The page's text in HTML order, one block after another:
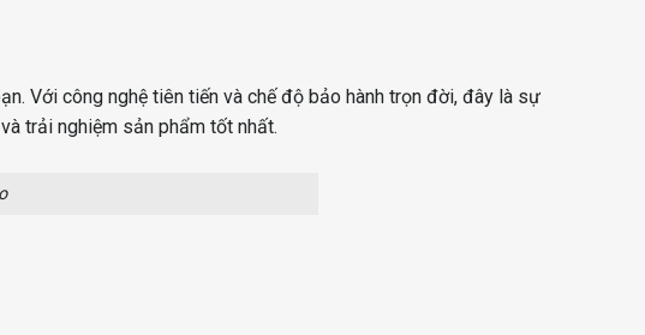
Với công nghệ tiên tiến và chế độ bảo hành trọn đời, đây là sự
trải nghiệm sản phẩm tốt nhất.